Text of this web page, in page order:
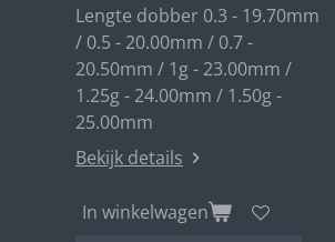
Lengte dobber 0.3 - 19.70mm
/ 0.5 - 20.00mm / 0.7 -
20.50mm / 1g - 23.00mm /
1.25g - 24.00mm / 1.50g -
25.00mm
Bekijk details
In winkelwagen